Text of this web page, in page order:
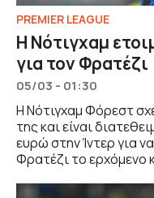
PREMIER LEAGUE
Η Νότιγχαμ
για τον Φρατέζι
05/03 - 01:30
Η Νότιγχαμ Φόρεστ
της και είναι
ευρώ στην Ίντερ για
Φρατέζι το ερχόμενο